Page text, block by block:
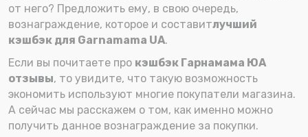
от него? Предложить ему, в свою очередь,
вознаграждение, которое и составитлучший
кэшбэк для Garnamama UA.
Если вы почитаете про кэшбэк Гарнамама ЮА
отзывы, то увидите, что такую возможность
экономить используют многие покупатели магазина.
А сейчас мы расскажем о том, как именно можно
получить данное вознаграждение за покупки.